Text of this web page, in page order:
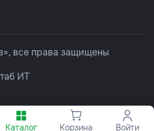
Каталог Корзина Войти
все права защищены
ИТ